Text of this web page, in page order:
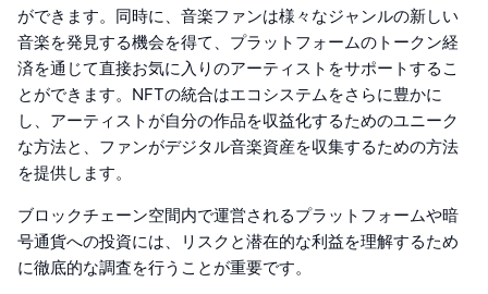
ができます。同時に、音楽ファンは様々なジャンルの新しい
音楽を発見する機会を得て、プラットフォームのトークン経
済を通じて直接お気に入りのアーティストをサポートするこ
とができます。NFTの統合はエコシステムをさらに豊かに
し、アーティストが自分の作品を収益化するためのユニーク
な方法と、ファンがデジタル音楽資産を収集するための方法
を提供します。
ブロックチェーン空間内で運営されるプラットフォームや暗
号通貨への投資には、リスクと潜在的な利益を理解するため
に徹底的な調査を行うことが重要です。